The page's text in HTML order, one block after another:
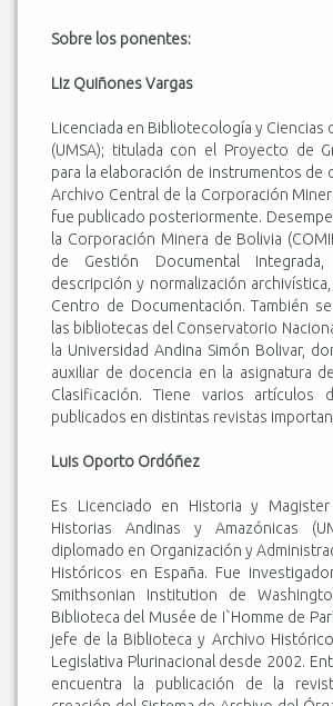
Sobre los ponentes:
Liz Quiñones Vargas
Licenciada en Bibliotecología y Ciencias
(UMSA); titulada con el Proyecto de
para la elaboración de instrumentos de
Archivo Central de la Corporación
fue publicado posteriormente.
la Corporación Minera de Bolivia
de Gestión Documental
descripción y normalización
Centro de Documentación. También
las bibliotecas del Conservatorio
la Universidad Andina Simón Bolivar,
auxiliar de docencia en la asignatura
Clasificación. Tiene varios artículos
publicados en distintas revistas
Luis Oporto Ordóñez
Es Licenciado en Historia y Magister
Historias Andinas y Amazónicas
diplomado en Organización y
Históricos en España. Fue
Smithsonian Institution de
Biblioteca del Musée de I`Homme de
jefe de la Biblioteca y Archivo
Legislativa Plurinacional desde 2002.
encuentra la publicación de la